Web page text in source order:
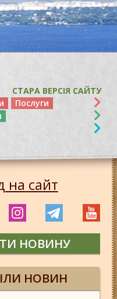
СТАРА ВЕРСІЯ САЙТУ
Послуги
на сайт
НОВИНУ
НОВИН